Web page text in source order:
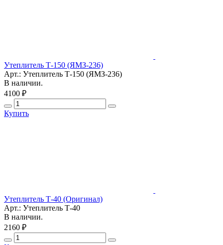
Утеплитель Т-150 (ЯМЗ-236)
Арт.: Утеплитель Т-150 (ЯМЗ-236)
В наличии.
4100 ₽
Купить
Утеплитель Т-40 (Оригинал)
Арт.: Утеплитель Т-40
В наличии.
2160 ₽